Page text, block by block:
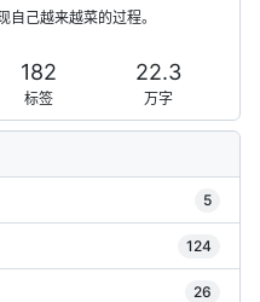
自己越来越菜的过程。
182
标签
22.3
万字
5
124
26